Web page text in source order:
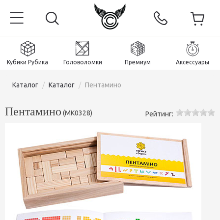
Кубики Рубика Головоломки Премиум Аксессуары
Каталог / Каталог / Пентамино
Пентамино (MK0328) Рейтинг:
Магнитные и премиум
Кубики Рубика
Кубики 2x2x2
Кубики Рубика 3х3х3
Головоломки
Пираминксы (тетраэдры)
Аксессуары